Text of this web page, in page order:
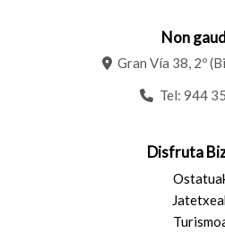
Non
Gran Vía 38, 2º
Tel: 944
Disfruta